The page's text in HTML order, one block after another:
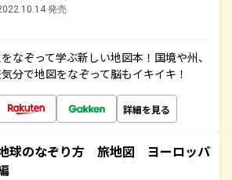
発売
なぞって学ぶ新しい地図本！国境や州、
分で地図をなぞって脳もイキイキ！
詳細を見る
球のなぞり方 旅地図 ヨーロッパ